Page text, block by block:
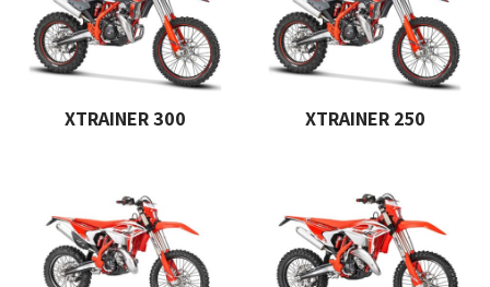
XTRAINER 250
XTRAINER 300